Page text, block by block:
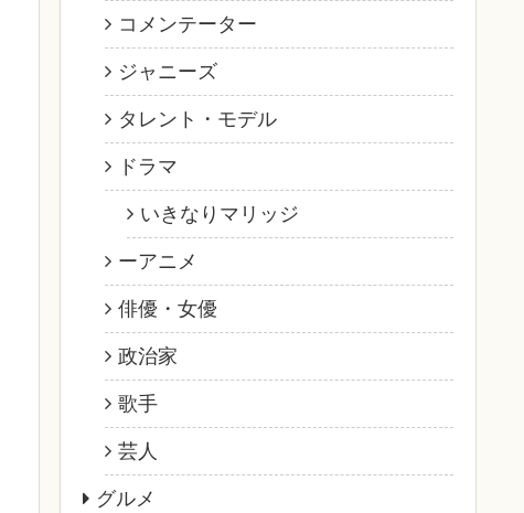
コメンテーター
ジャニーズ
タレント・モデル
ドラマ
いきなりマリッジ
ーアニメ
俳優・女優
政治家
歌手
芸人
グルメ